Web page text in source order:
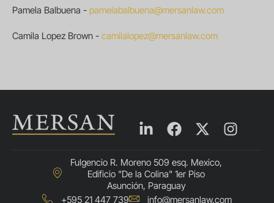
Pamela Balbuena - pamelabalbuena@mersanlaw.com
Camila Lopez Brown - camilalopez@mersanlaw.com
Fulgencio R. Moreno 509 esq. Mexico,
Edificio "De la Colina" 1er Piso
Asunción, Paraguay
+595 21 447 739
info@mersanlaw.com